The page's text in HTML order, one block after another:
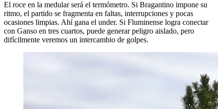
El roce en la medular será el termómetro. Si Bragantino impone su
ritmo, el partido se fragmenta en faltas, interrupciones y pocas
ocasiones limpias. Ahí gana el under. Si Fluminense logra conectar
con Ganso en tres cuartos, puede generar peligro aislado, pero
difícilmente veremos un intercambio de golpes.